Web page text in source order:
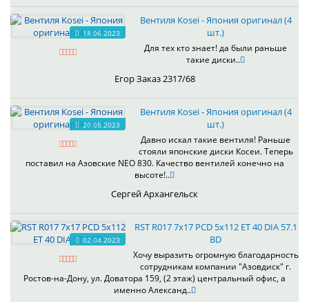
18.06.2023
Вентиля Kosei - Япония оригинал (4
шт.)
Для тех кто знает! да были раньше
такие диски..
Егор Заказ 2317/68
20.05.2023
Вентиля Kosei - Япония оригинал (4
шт.)
Давно искал такие вентиля! Раньше
стояли японские диски Косеи. Теперь
поставил на Азовские NEO 830. Качество вентилей конечно на
высоте!..
Сергей Архангельск
02.04.2023
RST R017 7x17 PCD 5x112 ET 40 DIA 57.1
BD
Хочу выразить огромную благодарность
сотрудникам компании "Азовдиск" г.
Ростов-на-Дону, ул. Доватора 159, (2 этаж) центральный офис, а
именно Александ..